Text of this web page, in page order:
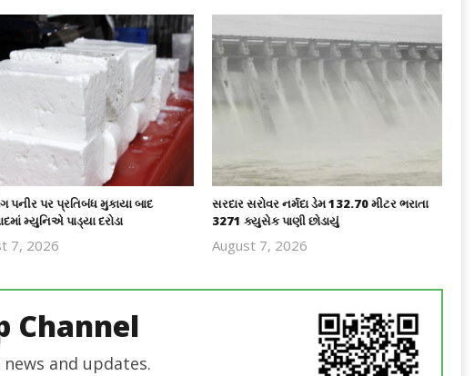
પનીર પર પ્રતિબંધ મુકાયા બાદ
મ્યુનિએ પાડ્યા દરોડા
7, 2026
સરદાર સરોવર નર્મદા ડેમ 132.70 મીટર ભરાતા
3271 ક્યુસેક પાણી છોડાયું
August 7, 2026
Channel
and updates.